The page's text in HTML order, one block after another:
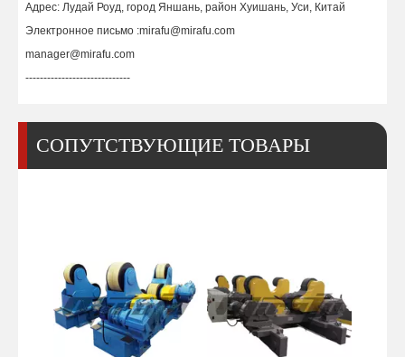
Адрес: Лудай Роуд, город Яншань, район Хуишань, Уси, Китай
Электронное письмо :mirafu@mirafu.com
manager@mirafu.com
-----------------------------
СОПУТСТВУЮЩИЕ ТОВАРЫ
400-фунтовый настольный сварочный позиционер